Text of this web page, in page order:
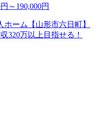
～190,000円
ーム【山形市六日町】
320万以上目指せる！